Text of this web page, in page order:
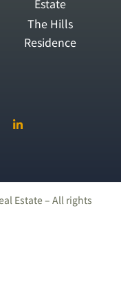
Estate
The Hills
Residence
Estate – All rights